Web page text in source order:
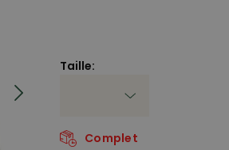
Taille:
Complet